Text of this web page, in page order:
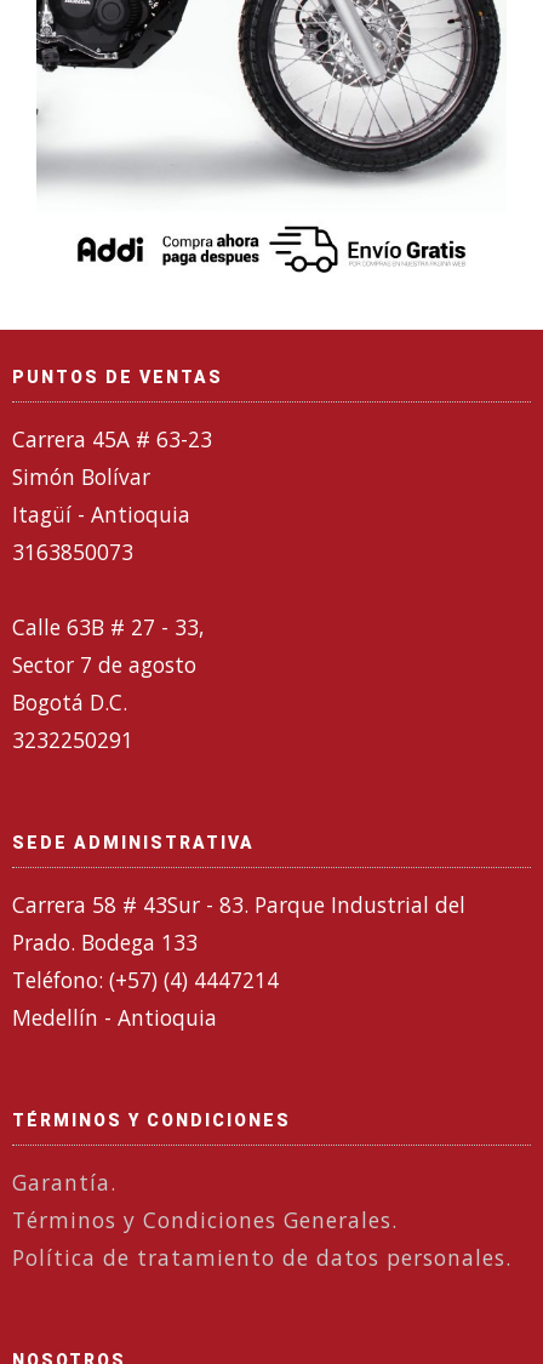
PUNTOS DE VENTAS
Carrera 45A # 63-23
Simón Bolívar
Itagüí - Antioquia
3163850073
Calle 63B # 27 - 33,
Sector 7 de agosto
Bogotá D.C.
3232250291
SEDE ADMINISTRATIVA
Carrera 58 # 43Sur - 83. Parque Industrial del
Prado. Bodega 133
Teléfono: (+57) (4) 4447214
Medellín - Antioquia
TÉRMINOS Y CONDICIONES
Garantía.
Términos y Condiciones Generales.
Política de tratamiento de datos personales.